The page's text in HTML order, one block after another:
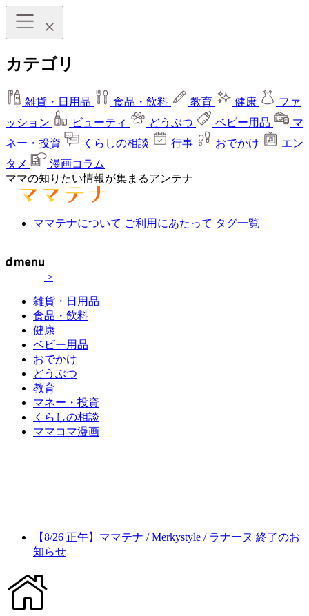
カテゴリ
雑貨・日用品 食品・飲料 教育 健康
ファ
ッション
ビューティ どうぶつ ベビー用品
マ
ネー・投資
くらしの相談 行事 おでかけ
エン
タメ
漫画コラム
ママの知りたい情報が集まるアンテナ
ママテナについて ご利用にあたって タグ一覧
>
雑貨・日用品
食品・飲料
健康
ベビー用品
おでかけ
どうぶつ
教育
マネー・投資
くらしの相談
ママコマ漫画
【8/26 正午】ママテナ / Merkystyle / ラナーヌ 終了のお
知らせ